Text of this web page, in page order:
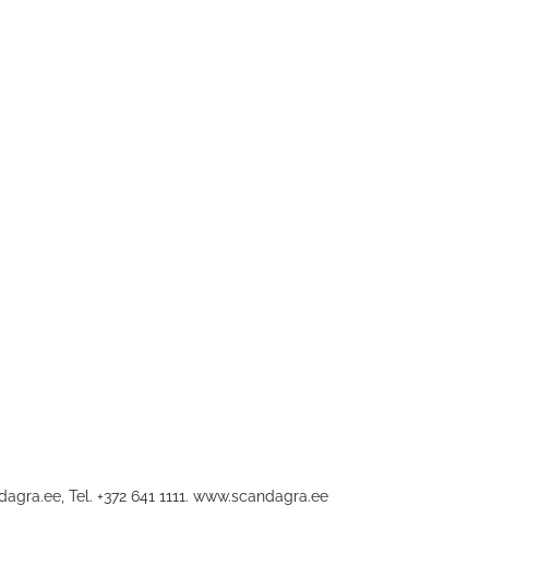
, Tel. +372 641 1111. www.scandagra.ee